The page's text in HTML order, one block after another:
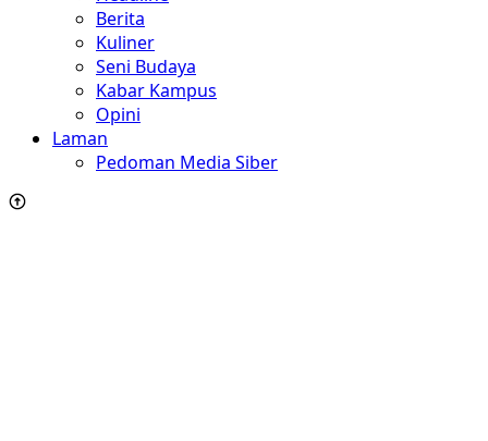
Berita
Kuliner
Seni Budaya
Kabar Kampus
Opini
Laman
Pedoman Media Siber